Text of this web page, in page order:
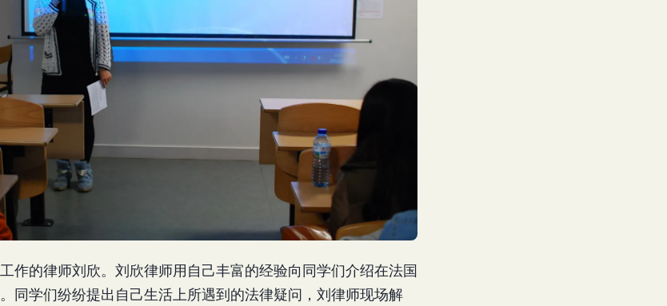
作的律师刘欣。刘欣律师用自己丰富的经验向同学们介绍在法国
同学们纷纷提出自己生活上所遇到的法律疑问，刘律师现场解